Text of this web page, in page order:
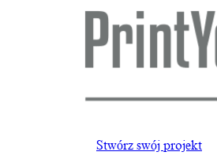
Stwórz swój projekt